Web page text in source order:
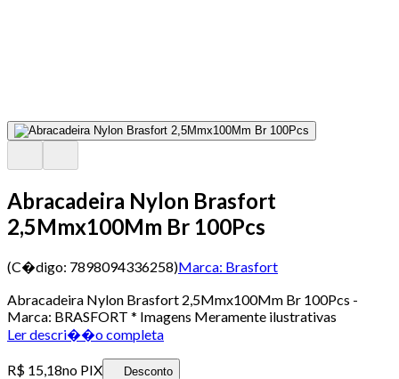
Abracadeira Nylon Brasfort
2,5Mmx100Mm Br 100Pcs
(C�digo: 7898094336258)Marca: Brasfort
Abracadeira Nylon Brasfort 2,5Mmx100Mm Br 100Pcs -
Marca: BRASFORT * Imagens Meramente ilustrativas
Ler descri��o completa
R$ 15,18no PIX Desconto